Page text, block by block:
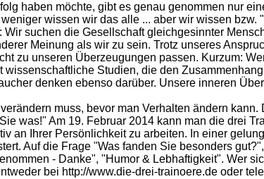
haben möchte, gibt es genau genommen nur
wissen wir das alle ... aber wir wissen
suchen die Gesellschaft gleichgesinnter
Meinung als wir zu sein. Trotz unseres
zu unseren Überzeugungen passen. Kurzum:
Studien, die den
denken ebenso darüber. Unsere inneren
muss, bevor man Verhalten ändern
was!" Am 19. Februar 2014 kann man die drei
an Ihrer Persönlichkeit zu arbeiten. In einer
Auf die Frage "Was fanden Sie besonders
- Danke", "Humor & Lebhaftigkeit". Wer
bei http://www.die-drei-trainoere.de oder